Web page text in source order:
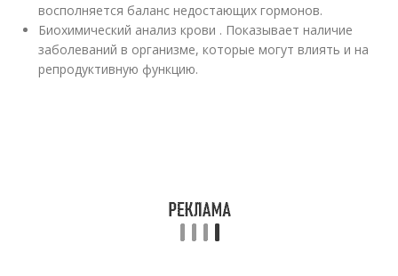
восполняется баланс недостающих гормонов.
Биохимический анализ крови . Показывает наличие
заболеваний в организме, которые могут влиять и на
репродуктивную функцию.